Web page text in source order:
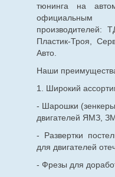
тюнинга на
производителей:
Пластик-Троя,
Авто.
Наши
1. Широкий
- Шарошки
двигателей ЯМЗ,
- Развертки
для двигателей
- Фрезы для